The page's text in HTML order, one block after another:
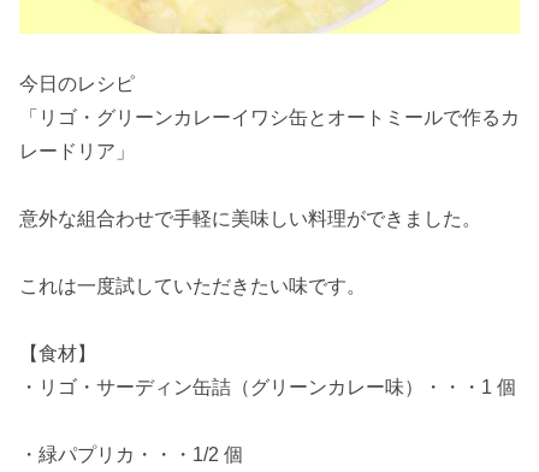
今日のレシピ
「リゴ・グリーンカレーイワシ缶とオートミールで作るカ
レードリア」
意外な組合わせで手軽に美味しい料理ができました。
これは一度試していただきたい味です。
【食材】
・リゴ・サーディン缶詰（グリーンカレー味）・・・1 個
・緑パプリカ・・・1/2 個